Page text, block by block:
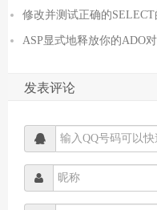
修改并测试正确的
ASP显式地释放你的ADO
发表评论